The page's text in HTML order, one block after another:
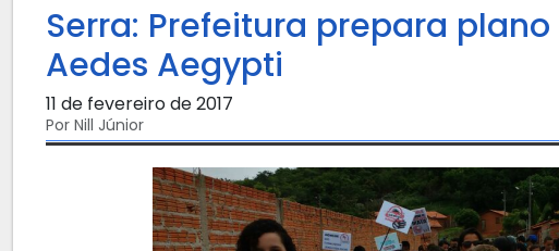
Serra: Prefeitura prepara
Aedes Aegypti
11 de fevereiro de 2017
Por Nill Júnior